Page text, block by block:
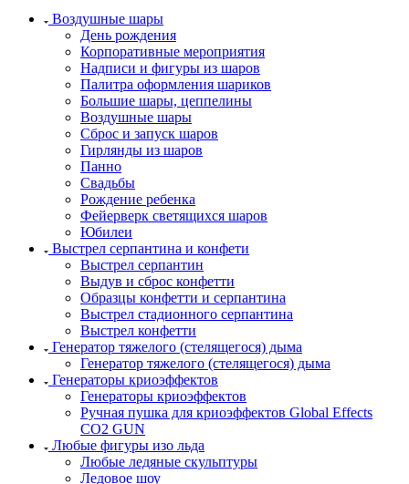
Воздушные шары
День рождения
Корпоративные мероприятия
Надписи и фигуры из шаров
Палитра оформления шариков
Большие шары, цеппелины
Воздушные шары
Сброс и запуск шаров
Гирлянды из шаров
Панно
Свадьбы
Рождение ребенка
Фейерверк светящихся шаров
Юбилеи
Выстрел серпантина и конфети
Выстрел серпантин
Выдув и сброс конфетти
Образцы конфетти и серпантина
Выстрел стадионного серпантина
Выстрел конфетти
Генератор тяжелого (стелящегося) дыма
Генератор тяжелого (стелящегося) дыма
Генераторы криоэффектов
Генераторы криоэффектов
Ручная пушка для криоэффектов Global Effects
CO2 GUN
Любые фигуры изо льда
Любые ледяные скульптуры
Ледовое шоу